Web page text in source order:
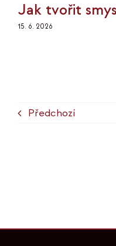
Jak tvořit
15. 6. 2026
Předchozí